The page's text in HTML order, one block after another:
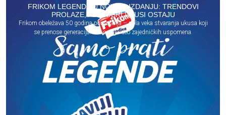
FRIKOM LEGENDE U NOVOM IZDANJU: TRENDOVI
PROLAZE, ALI DOBRI UKUSI OSTAJU
Frikom obeležava 50 godina postojanja – pola veka stvaranja ukusa koji
se prenose generacijama i ostaju deo zajedničkih uspomena.